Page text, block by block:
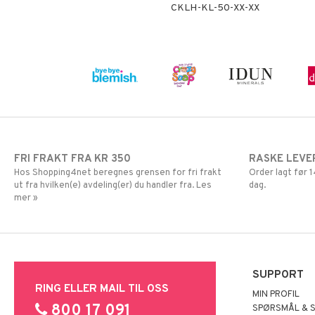
CKLH-KL-50-XX-XX
FRI FRAKT FRA KR 350
Hos Shopping4net beregnes grensen for fri frakt
ut fra hvilken(e) avdeling(er) du handler fra. Les
mer »
RASKE
Order lagt før
dag.
RING ELLER MAIL TIL OSS
800 17 091
SUPPORT
MIN PROFIL
SPØRSMÅL &